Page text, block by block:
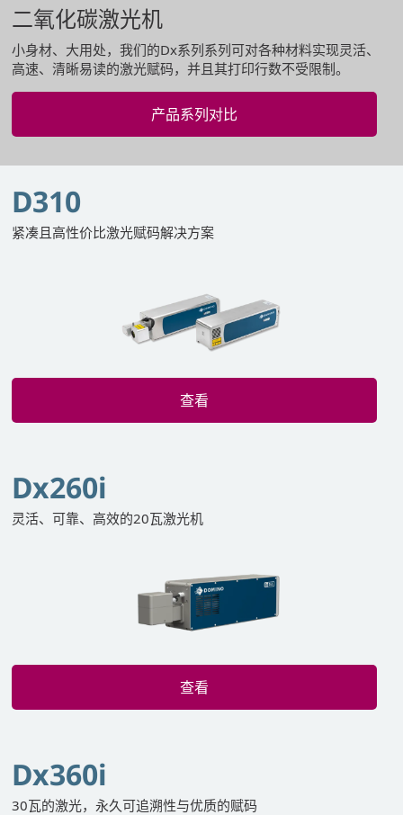
二氧化碳激光机
小身材、大用处，我们的Dx系列系列可对各种材料实现灵活、
高速、清晰易读的激光赋码，并且其打印行数不受限制。
产品系列对比
D310
紧凑且高性价比激光赋码解决方案
查看
Dx260i
灵活、可靠、高效的20瓦激光机
查看
Dx360i
30瓦的激光，永久可追溯性与优质的赋码